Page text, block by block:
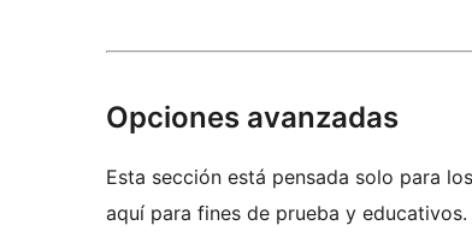
Opciones avanzadas
Esta sección está pensada solo para
aquí para fines de prueba y educativos.